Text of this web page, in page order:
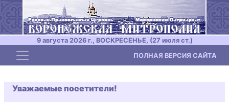
9 августа 2026 г., ВОСКРЕСЕНЬЕ, (27 июля ст.)
Toggle navigation ПОЛНАЯ ВЕРСИЯ САЙТА
Уважаемые посетители!